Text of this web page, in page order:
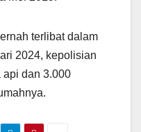
terlibat dalam
2024, kepolisian
api dan 3.000